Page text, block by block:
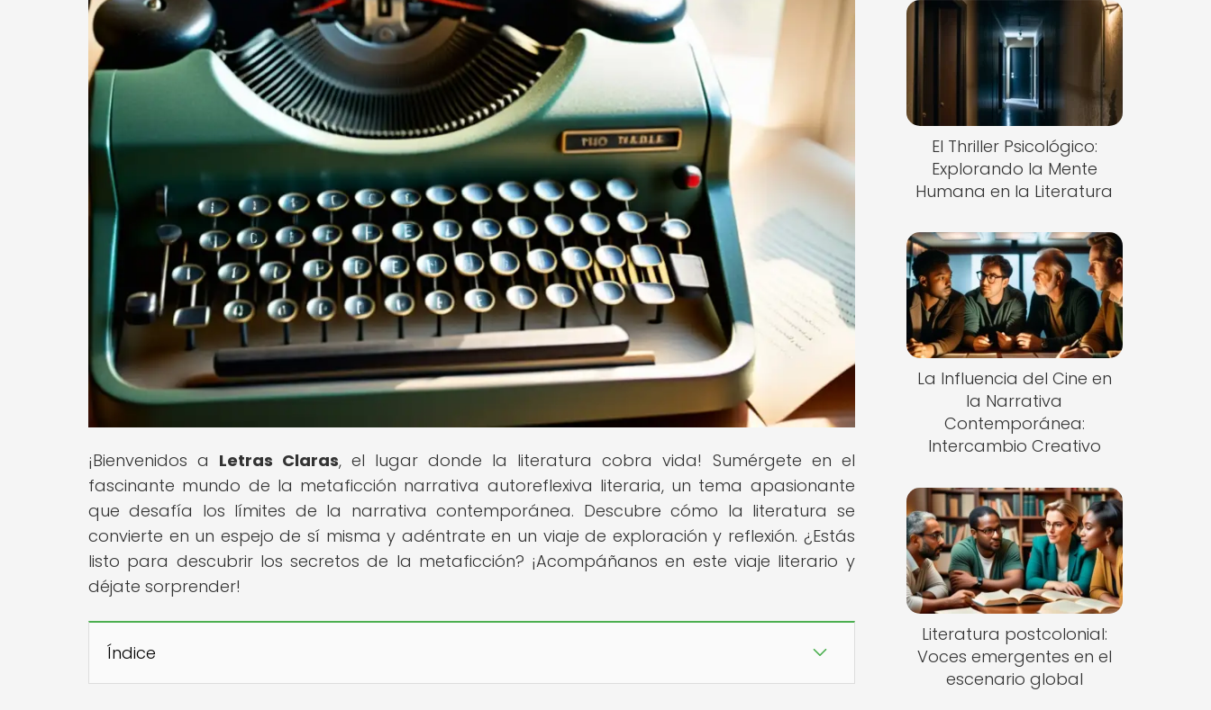
¡Bienvenidos a Letras Claras, el lugar donde la literatura cobra vida! Sumérgete en el
fascinante mundo de la metaficción narrativa autoreflexiva literaria, un tema apasionante
que desafía los límites de la narrativa contemporánea. Descubre cómo la literatura se
convierte en un espejo de sí misma y adéntrate en un viaje de exploración y reflexión. ¿Estás
listo para descubrir los secretos de la metaficción? ¡Acompáñanos en este viaje literario y
déjate sorprender!
Índice
El Thriller Psicológico:
Explorando la Mente
Humana en la Literatura
La Influencia del Cine en
la Narrativa
Contemporánea:
Intercambio Creativo
Literatura postcolonial:
Voces emergentes en el
escenario global